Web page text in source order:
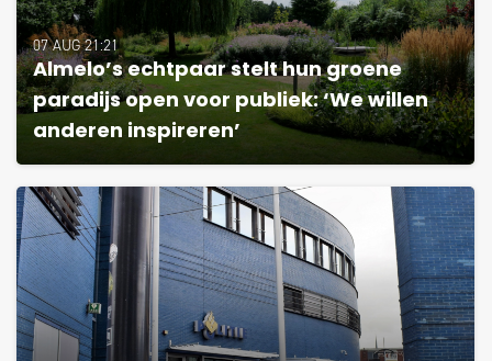
07 AUG 21:21
Almelo’s echtpaar stelt hun groene
paradijs open voor publiek: ‘We willen
anderen inspireren’